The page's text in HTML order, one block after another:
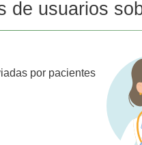
de usuarios
por pacientes